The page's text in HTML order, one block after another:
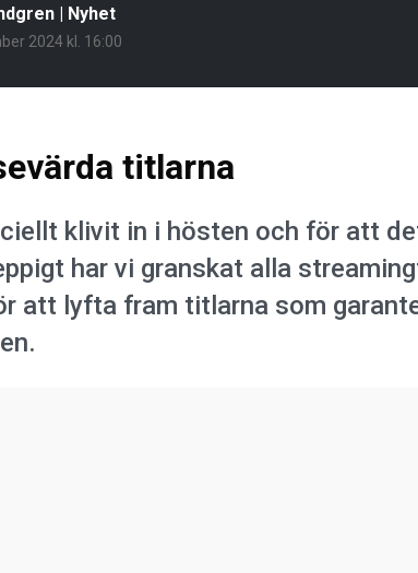
| Nyhet
2024 kl. 16:00
titlarna
klivit in i hösten och för att
har vi granskat alla
att lyfta fram titlarna som